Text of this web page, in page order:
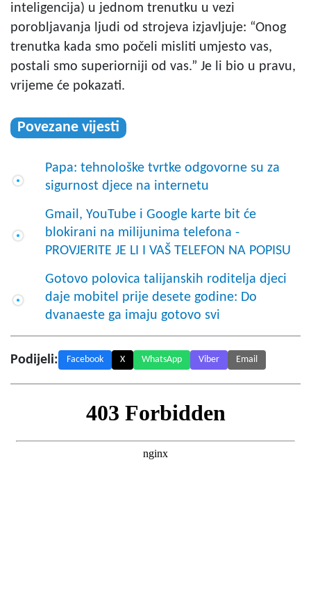
inteligencija) u jednom trenutku u vezi
porobljavanja ljudi od strojeva izjavljuje: “Onog
trenutka kada smo počeli misliti umjesto vas,
postali smo superiorniji od vas.” Je li bio u pravu,
vrijeme će pokazati.
Povezane vijesti
Papa: tehnološke tvrtke odgovorne su za
sigurnost djece na internetu
Gmail, YouTube i Google karte bit će
blokirani na milijunima telefona -
PROVJERITE JE LI I VAŠ TELEFON NA POPISU
Gotovo polovica talijanskih roditelja djeci
daje mobitel prije desete godine: Do
dvanaeste ga imaju gotovo svi
Podijeli: Facebook X WhatsApp Viber Email